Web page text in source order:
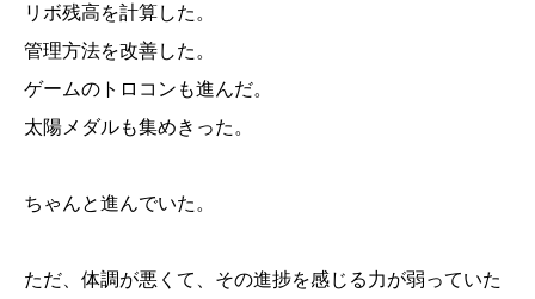
リボ残高を計算した。
管理方法を改善した。
ゲームのトロコンも進んだ。
太陽メダルも集めきった。
ちゃんと進んでいた。
ただ、体調が悪くて、その進捗を感じる力が弱っていた